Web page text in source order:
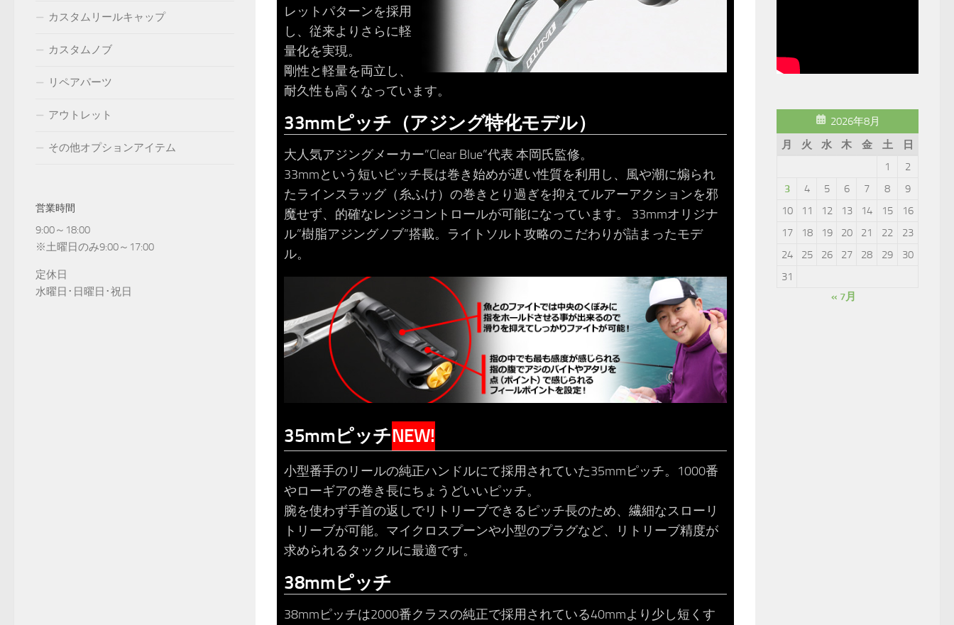
レットパターンを採用
し、従来よりさらに軽
量化を実現。
剛性と軽量を両立し、
耐久性も高くなっています。
33mmピッチ（アジング特化モデル）
大人気アジングメーカー”Clear Blue”代表 本岡氏監修。
33mmという短いピッチ長は巻き始めが遅い性質を利用し、風や潮に煽られ
たラインスラッグ（糸ふけ）の巻きとり過ぎを抑えてルアーアクションを邪
魔せず、的確なレンジコントロールが可能になっています。 33mmオリジナ
ル”樹脂アジングノブ”搭載。ライトソルト攻略のこだわりが詰まったモデ
ル。
35mmピッチNEW!
小型番手のリールの純正ハンドルにて採用されていた35mmピッチ。1000番
やローギアの巻き長にちょうどいいピッチ。
腕を使わず手首の返しでリトリーブできるピッチ長のため、繊細なスローリ
トリーブが可能。マイクロスプーンや小型のプラグなど、リトリーブ精度が
求められるタックルに最適です。
38mmピッチ
38mmピッチは2000番クラスの純正で採用されている40mmより少し短くす
カスタムリールキャップ
カスタムノブ
リペアパーツ
アウトレット
その他オプションアイテム
営業時間
9:00～18:00
※土曜日のみ9:00～17:00
定休日
水曜日･日曜日･祝日
2026年8月
月
火 水 木 金 土
日
1
2
3
4 5 6 7 8
9
10
11 12 13 14 15
16
17
18 19 20 21 22
23
24
25 26 27 28 29
30
31
« 7月